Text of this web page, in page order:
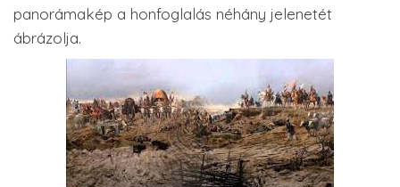
panorámakép a honfoglalás néhány jelenetét
ábrázolja.